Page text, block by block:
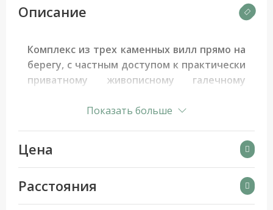
Описание
Комплекс из трех каменных вилл прямо на
берегу, с частным доступом к практически
приватному живописному галечному
в материковой части Греции на
районе Порто Хели (северо-восточная часть
Пелопоннеса).
Мир, спокойствие, чарующие панорамные
Показать больше
Цена
Расстояния